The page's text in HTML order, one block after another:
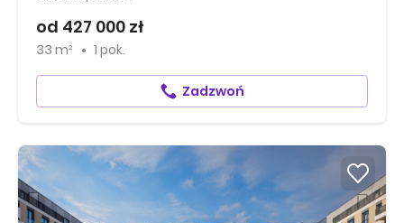
od 427 000 zł
33 m² 1 pok.
Zadzwoń